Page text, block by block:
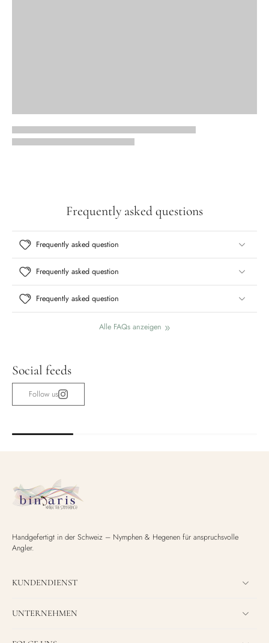
Frequently asked questions
Frequently asked question
Frequently asked question
Frequently asked question
Alle FAQs anzeigen
Social feeds
Follow us
Handgefertigt in der Schweiz – Nymphen & Hegenen für anspruchsvolle
Angler.
KUNDENDIENST
UNTERNEHMEN